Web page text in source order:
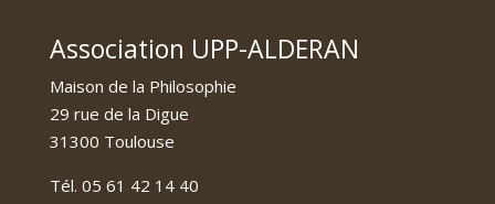
Association UPP-ALDERAN
Maison de la Philosophie
29 rue de la Digue
31300 Toulouse
Tél. 05 61 42 14 40